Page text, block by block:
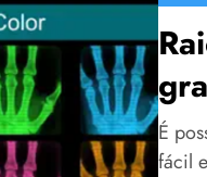
É
fácil